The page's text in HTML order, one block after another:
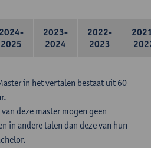
2024-
2025
2023-
2024
2022-
2023
in het vertalen bestaat uit 60
deze master mogen geen
in andere talen dan deze van hun